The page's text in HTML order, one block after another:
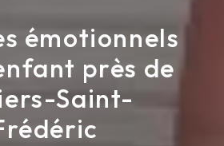
émotionnels
près de
Saint-